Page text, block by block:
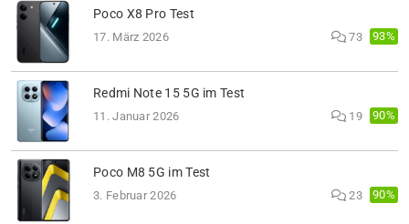
Poco X8 Pro Test
17. März 2026 73 93%
Redmi Note 15 5G im Test
11. Januar 2026 19 90%
Poco M8 5G im Test
3. Februar 2026 23 90%